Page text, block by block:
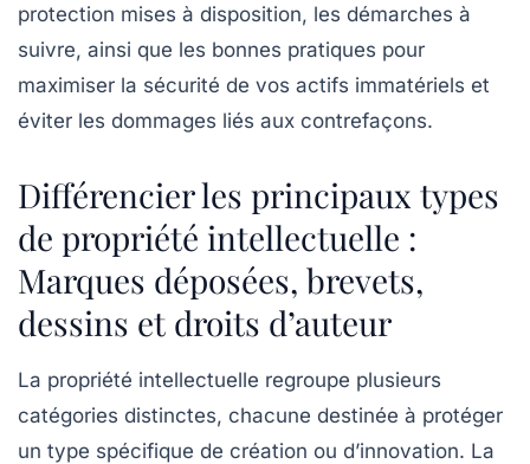
protection mises à disposition, les démarches à
suivre, ainsi que les bonnes pratiques pour
maximiser la sécurité de vos actifs immatériels et
éviter les dommages liés aux contrefaçons.
Différencier les principaux types
de propriété intellectuelle :
Marques déposées, brevets,
dessins et droits d’auteur
La propriété intellectuelle regroupe plusieurs
catégories distinctes, chacune destinée à protéger
un type spécifique de création ou d’innovation. La